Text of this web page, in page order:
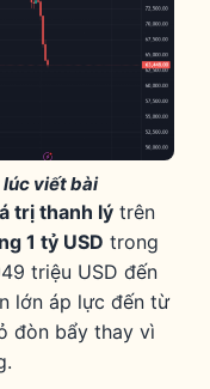
lúc viết bài
trị thanh lý trên
1 tỷ USD trong
triệu USD đến
lớn áp lực đến từ
đòn bẩy thay vì